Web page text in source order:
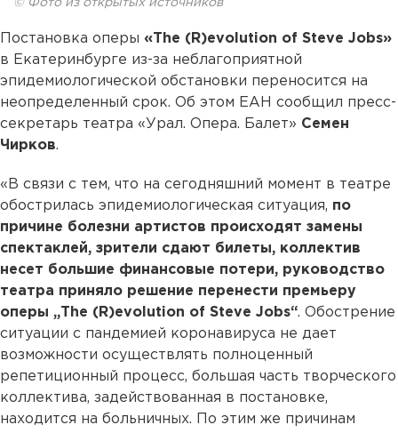
© Фото из открытых источников
Постановка оперы «The (R)evolution of Steve Jobs»
в Екатеринбурге из-за неблагоприятной
эпидемиологической обстановки переносится на
неопределенный срок. Об этом ЕАН сообщил пресс-
секретарь театра «Урал. Опера. Балет» Семен
Чирков.
«В связи с тем, что на сегодняшний момент в театре
обострилась эпидемиологическая ситуация, по
причине болезни артистов происходят замены
спектаклей, зрители сдают билеты, коллектив
несет большие финансовые потери, руководство
театра приняло решение перенести премьеру
оперы „The (R)evolution of Steve Jobs“. Обострение
ситуации с пандемией коронавируса не дает
возможности осуществлять полноценный
репетиционный процесс, большая часть творческого
коллектива, задействованная в постановке,
находится на больничных. По этим же причинам